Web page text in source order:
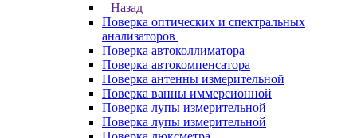
Назад
Поверка оптических и спектральных
анализаторов
Поверка автоколлиматора
Поверка автокомпенсатора
Поверка антенны измерительной
Поверка ванны иммерсионной
Поверка лупы измерительной
Поверка лупы измерительной